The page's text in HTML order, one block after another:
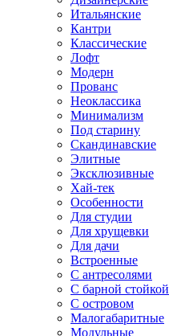
Итальянские
Кантри
Классические
Лофт
Модерн
Прованс
Неоклассика
Минимализм
Под старину
Скандинавские
Элитные
Эксклюзивные
Хай-тек
Особенности
Для студии
Для хрущевки
Для дачи
Встроенные
С антресолями
С барной стойкой
С островом
Малогабаритные
Модульные